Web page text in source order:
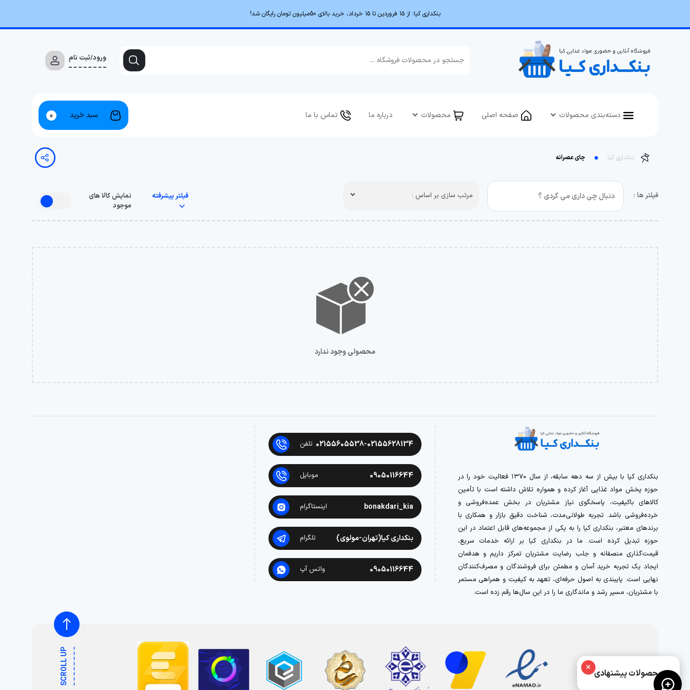
× محصولات پیشنهادی
بنکداری کیا؛ از ۱۵ فروردین تا ۱۵ خرداد، خرید بالای 50میلیون تومان رایگان شد!
ورود/ثبت نام
دسته‌بندی محصولات صفحه اصلی محصولات درباره ما تماس با ما سبد خرید 0
بنکداری کیا چای عصرانه
فیلتر ها : مرتب سازی بر اساس : فیلتر پیشرفته
نمایش کالا های
موجود
محصولی وجود ندارد
بنکداری کیا با بیش از سه دهه سابقه، از سال ۱۳۷۰ فعالیت خود را در
حوزه پخش مواد غذایی آغاز کرده و همواره تلاش داشته است با تأمین
کالاهای باکیفیت، پاسخگوی نیاز مشتریان در بخش عمده‌فروشی و
خرده‌فروشی باشد. تجربه طولانی‌مدت، شناخت دقیق بازار و همکاری با
برندهای معتبر، بنکداری کیا را به یکی از مجموعه‌های قابل اعتماد در این
حوزه تبدیل کرده است. ما در بنکداری کیا بر ارائه خدمات سریع،
قیمت‌گذاری منصفانه و جلب رضایت مشتریان تمرکز داریم و هدفمان
ایجاد یک تجربه خرید آسان و مطمئن برای فروشندگان و مصرف‌کنندگان
نهایی است. پایبندی به اصول حرفه‌ای، تعهد به کیفیت و همراهی مستمر
با مشتریان، مسیر رشد و ماندگاری ما را در این سال‌ها رقم زده است.
02155605538-02155628134 تلفن
09050116644 موبایل
bonakdari_kia اینستاگرام
بنکداری کیا(تهران-مولوی) تلگرام
09050116644 واتس آپ
SCROLL UP